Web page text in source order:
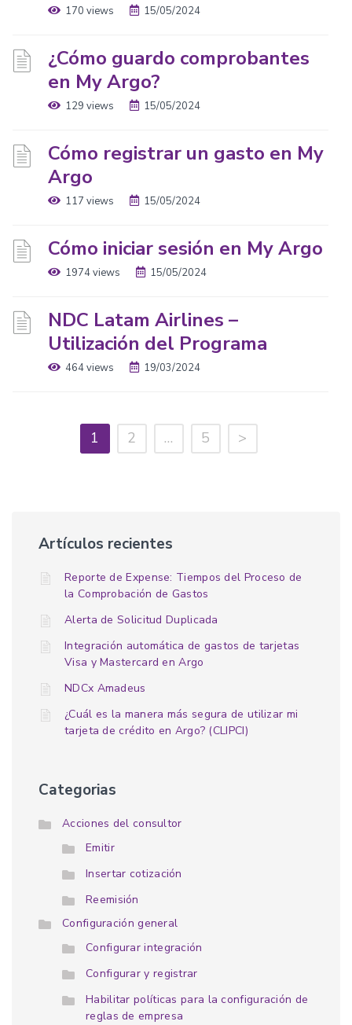
170 views 15/05/2024
¿Cómo guardo comprobantes
en My Argo?
129 views 15/05/2024
Cómo registrar un gasto en My
Argo
117 views 15/05/2024
Cómo iniciar sesión en My Argo
1974 views 15/05/2024
NDC Latam Airlines –
Utilización del Programa
464 views 19/03/2024
1 2 … 5 >
Artículos recientes
Reporte de Expense: Tiempos del Proceso de
la Comprobación de Gastos
Alerta de Solicitud Duplicada
Integración automática de gastos de tarjetas
Visa y Mastercard en Argo
NDCx Amadeus
¿Cuál es la manera más segura de utilizar mi
tarjeta de crédito en Argo? (CLIPCI)
Categorias
Acciones del consultor
Emitir
Insertar cotización
Reemisión
Configuración general
Configurar integración
Configurar y registrar
Habilitar políticas para la configuración de
reglas de empresa